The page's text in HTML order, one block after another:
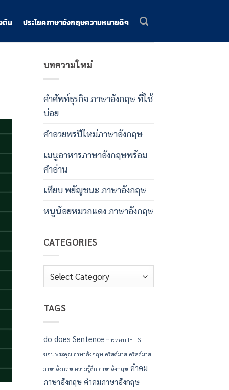
ต้น ประโยคภาษาอังกฤษความหมายดีๆ
บทความใหม่
คําศัพท์ธุรกิจ ภาษาอังกฤษ ที่ใช้
บ่อย
คําอวยพรปีใหม่ภาษาอังกฤษ
เมนูอาหารภาษาอังกฤษพร้อม
คําอ่าน
เทียบ พยัญชนะ ภาษาอังกฤษ
หนูน้อยหมวกแดง ภาษาอังกฤษ
CATEGORIES
Categories
TAGS
do does Sentence การสอบ IELTS
ขอบพระคุณ ภาษาอังกฤษ คริสต์มาส คริสต์มาส
ภาษาอังกฤษ ความรู้สึก ภาษาอังกฤษ คำคม
ภาษาอังกฤษ คำคมภาษาอังกฤษ